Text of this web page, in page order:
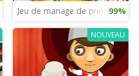
Jeu de mariage de princesses
99%
NOUVEAU